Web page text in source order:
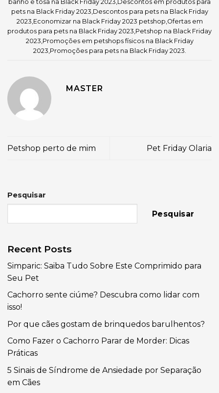
banho e tosa na Black Friday 2023,Descontos em produtos para
pets na Black Friday 2023,Descontos para pets na Black Friday
2023,Economizar na Black Friday 2023 petshop,Ofertas em
produtos para pets na Black Friday 2023,Petshop na Black Friday
2023,Promoções em petshops físicos na Black Friday
2023,Promoções para pets na Black Friday 2023.
MASTER
Petshop perto de mim Pet Friday Olaria
Pesquisar
Pesquisar
Recent Posts
Simparic: Saiba Tudo Sobre Este Comprimido para
Seu Pet
Cachorro sente ciúme? Descubra como lidar com
isso!
Por que cães gostam de brinquedos barulhentos?
Como Fazer o Cachorro Parar de Morder: Dicas
Práticas
5 Sinais de Síndrome de Ansiedade por Separação
em Cães